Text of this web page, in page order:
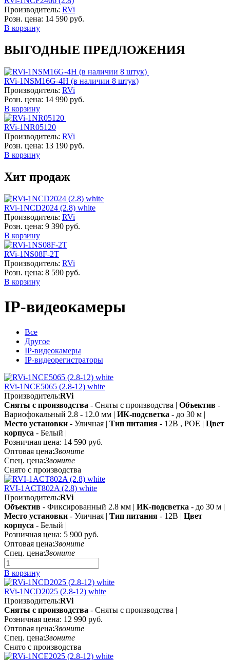
Производитель: RVi
Розн. цена: 14 590 руб.
В корзину
ВЫГОДНЫЕ ПРЕДЛОЖЕНИЯ
RVi-1NSM16G-4H (в наличии 8 штук)
Производитель: RVi
Розн. цена: 14 990 руб.
В корзину
RVi-1NR05120
Производитель: RVi
Розн. цена: 13 190 руб.
В корзину
Хит продаж
RVi-1NCD2024 (2.8) white
Производитель: RVi
Розн. цена: 9 390 руб.
В корзину
RVi-1NS08F-2T
Производитель: RVi
Розн. цена: 8 590 руб.
В корзину
IP-видеокамеры
Все
Другое
IP-видеокамеры
IP-видеорегистраторы
RVi-1NCE5065 (2.8-12) white
Производитель:RVi
Сняты с производства - Сняты с производства | Объектив -
Вариофокальный 2.8 - 12.0 мм | ИК-подсветка - до 30 м |
Место установки - Уличная | Тип питания - 12В , POE | Цвет
корпуса - Белый |
Розничная цена: 14 590 руб.
Оптовая цена:Звоните
Спец. цена:Звоните
Снято с производства
RVI-1ACT802A (2.8) white
Производитель:RVi
Объектив - Фиксированный 2.8 мм | ИК-подсветка - до 30 м |
Место установки - Уличная | Тип питания - 12В | Цвет
корпуса - Белый |
Розничная цена: 5 900 руб.
Оптовая цена:Звоните
Спец. цена:Звоните
В корзину
RVi-1NCD2025 (2.8-12) white
Производитель:RVi
Сняты с производства - Сняты с производства |
Розничная цена: 12 990 руб.
Оптовая цена:Звоните
Спец. цена:Звоните
Снято с производства